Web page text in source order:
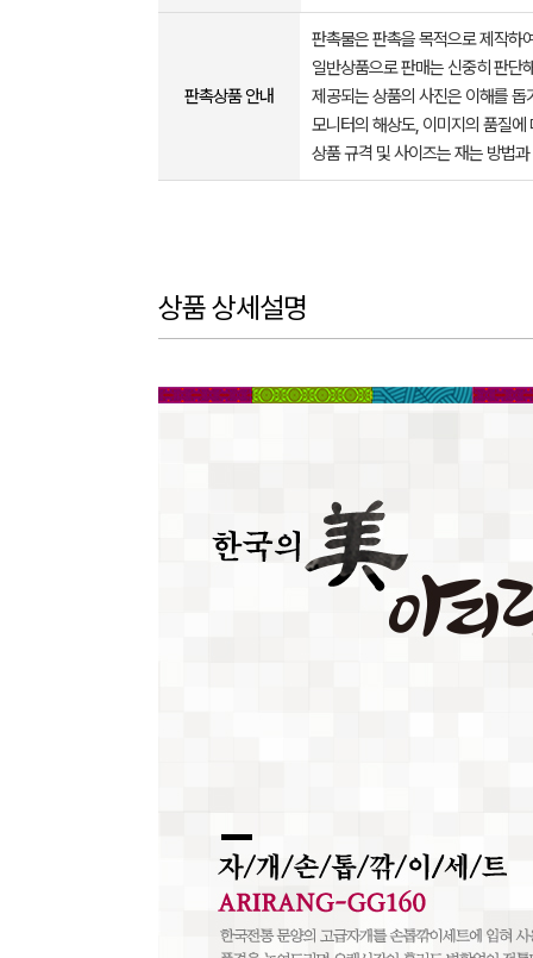
판촉상품 안내
판촉물은 판촉을 목적으로 제작하
일반상품으로 판매는 신중히 판단
제공되는 상품의 사진은 이해를
모니터의 해상도, 이미지의 품질
상품 규격 및 사이즈는 재는 방법
상품 상세설명